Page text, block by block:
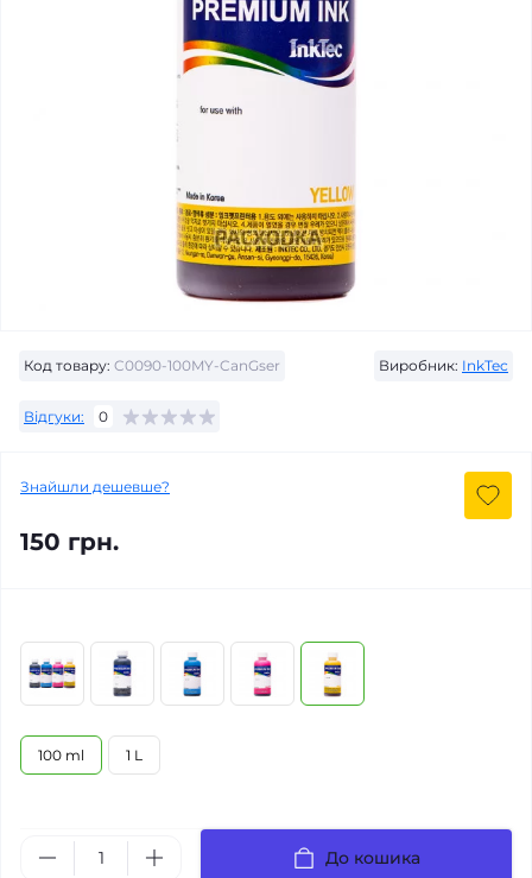
Код товару: C0090-100MY-CanGser Виробник: InkTec
Відгуки: 0
Знайшли дешевше?
150 грн.
100 ml 1 L
До кошика